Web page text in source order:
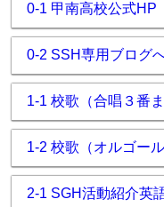
0-1 甲南高校公式HP
0-2 SSH専用ブログ
1-1 校歌（合唱３番ま
1-2 校歌（オルゴール
2-1 SGH活動紹介英